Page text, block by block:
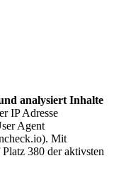
analysiert Inhalte
IP Adresse
Agent
Mit
380 der aktivsten